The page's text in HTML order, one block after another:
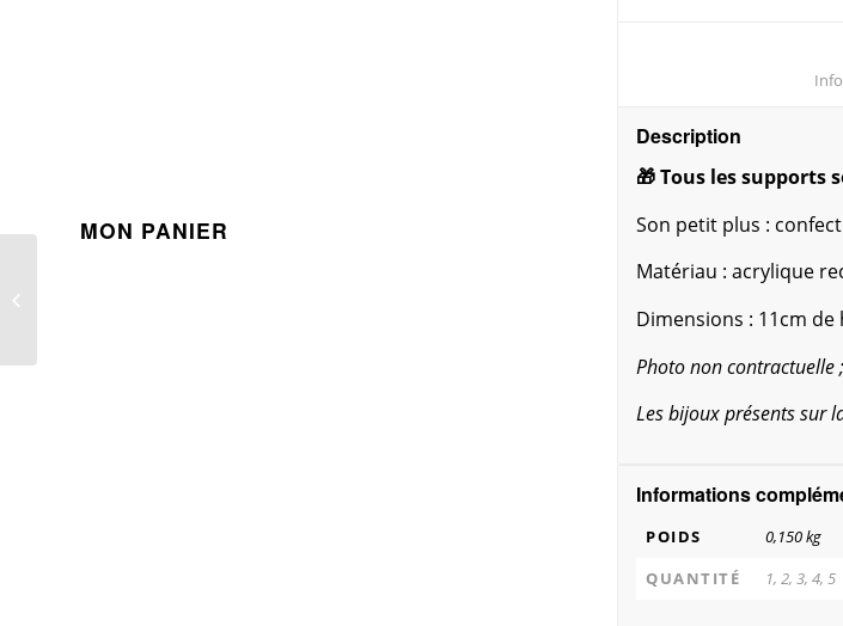
MON PANIER
Description
🎁 Tous les supports
Son petit plus :
Matériau : acrylique
Dimensions : 11cm
Photo non contractuelle
Les bijoux présents sur
Informations
POIDS
0,150 kg
QUANTITÉ
1, 2, 3, 4, 5